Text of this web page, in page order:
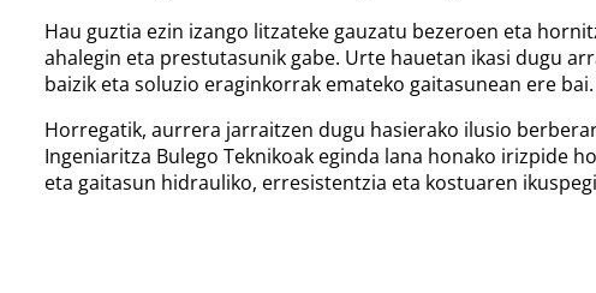
Hau guztia ezin izango litzateke gauzatu bezeroen eta
ahalegin eta prestutasunik gabe. Urte hauetan ikasi dugu
baizik eta soluzio eraginkorrak emateko gaitasunean ere bai.
Horregatik, aurrera jarraitzen dugu hasierako ilusio
Ingeniaritza Bulego Teknikoak eginda lana honako irizpide
eta gaitasun hidrauliko, erresistentzia eta kostuaren